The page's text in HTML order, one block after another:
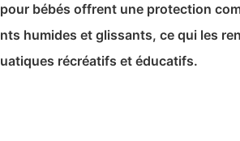
bébés offrent une protection
humides et glissants, ce qui les
récréatifs et éducatifs.